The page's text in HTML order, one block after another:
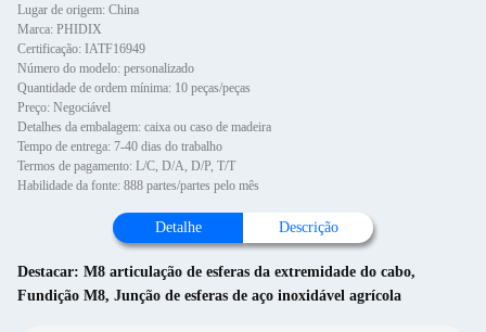
Lugar de origem: China
Marca: PHIDIX
Certificação: IATF16949
Número do modelo: personalizado
Quantidade de ordem mínima: 10 peças/peças
Preço: Negociável
Detalhes da embalagem: caixa ou caso de madeira
Tempo de entrega: 7-40 dias do trabalho
Termos de pagamento: L/C, D/A, D/P, T/T
Habilidade da fonte: 888 partes/partes pelo mês
Detalhe Descrição
Destacar: M8 articulação de esferas da extremidade do cabo,
Fundição M8, Junção de esferas de aço inoxidável agrícola